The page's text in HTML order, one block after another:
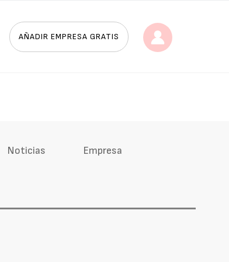
AÑADIR EMPRESA GRATIS
Noticias Empresa